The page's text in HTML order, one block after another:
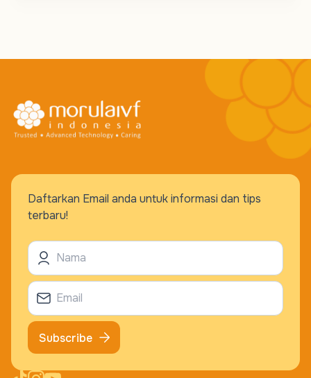
Daftarkan Email anda untuk informasi dan tips
terbaru!
Subscribe